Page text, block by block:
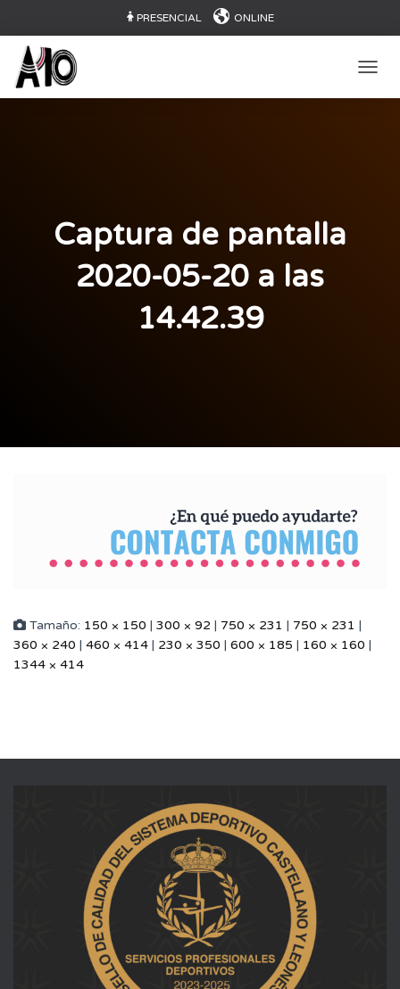
PRESENCIAL ONLINE
Captura de pantalla
2020-05-20 a las
14.42.39
Tamaño: 150 × 150 | 300 × 92 | 750 × 231 | 750 × 231 |
360 × 240 | 460 × 414 | 230 × 350 | 600 × 185 | 160 × 160 |
1344 × 414